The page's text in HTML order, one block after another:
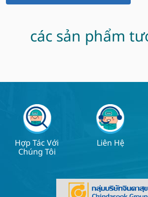
các sản phẩm
Hợp Tác Với
Chúng Tôi
Liên Hệ